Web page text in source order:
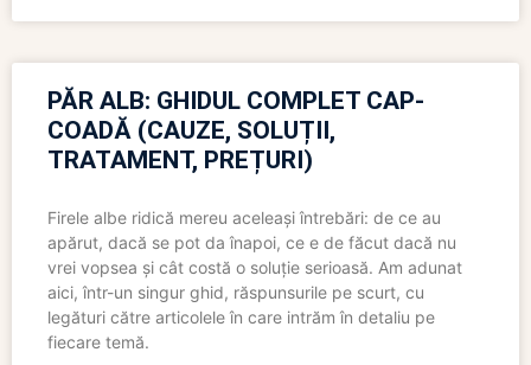
PĂR ALB: GHIDUL COMPLET CAP-
COADĂ (CAUZE, SOLUȚII,
TRATAMENT, PREȚURI)
Firele albe ridică mereu aceleași întrebări: de ce au
apărut, dacă se pot da înapoi, ce e de făcut dacă nu
vrei vopsea și cât costă o soluție serioasă. Am adunat
aici, într-un singur ghid, răspunsurile pe scurt, cu
legături către articolele în care intrăm în detaliu pe
fiecare temă.